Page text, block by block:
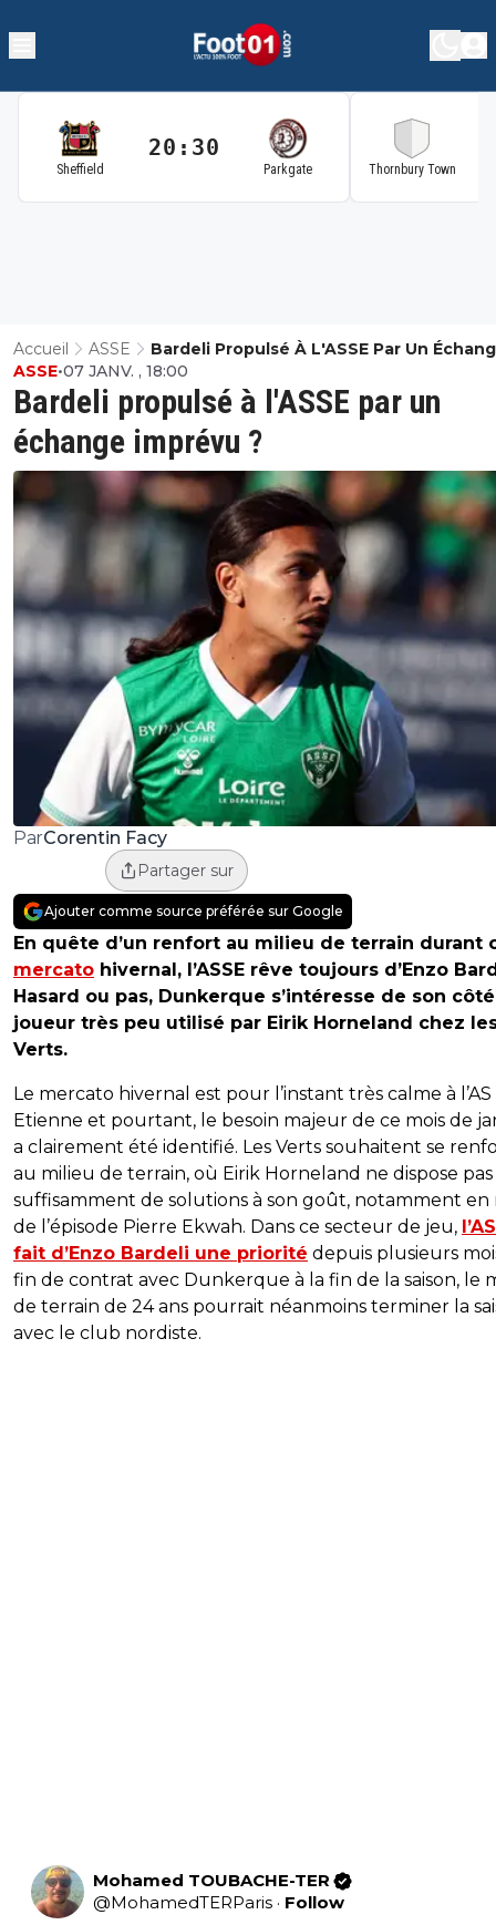
Sheffield
20:30
Parkgate Thornbury Town
Accueil ASSE
Bardeli Propulsé À L'ASSE Par Un
Imprévu ?
Bardeli propulsé à l'ASSE par un
échange imprévu ?
ASSE•07 JANV. , 18:00
ParCorentin Facy
Partager sur
Ajouter comme source préférée sur Google
En quête d’un renfort au milieu de terrain durant
mercato hivernal, l’ASSE rêve toujours d’Enzo
Hasard ou pas, Dunkerque s’intéresse de son
joueur très peu utilisé par Eirik Horneland chez
Verts.
Le mercato hivernal est pour l’instant très calme à
Etienne et pourtant, le besoin majeur de ce mois de
a clairement été identifié. Les Verts souhaitent se
au milieu de terrain, où Eirik Horneland ne dispose
suffisamment de solutions à son goût, notamment en
de l’épisode Pierre Ekwah. Dans ce secteur de jeu,
fait d’Enzo Bardeli une priorité depuis plusieurs
fin de contrat avec Dunkerque à la fin de la saison, le
de terrain de 24 ans pourrait néanmoins terminer la
avec le club nordiste.
Mohamed TOUBACHE-TER
@MohamedTERParis · Follow